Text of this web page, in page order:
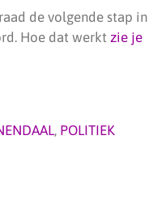
de volgende stap in
Hoe dat werkt zie je
, POLITIEK